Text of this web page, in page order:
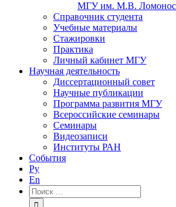
МГУ им. М.В.
Справочник студента
Учебные материалы
Стажировки
Практика
Личный кабинет МГУ
Научная деятельность
Диссертационный совет
Научные публикации
Программа развития МГУ
Всероссийские семинары
Семинары
Видеозаписи
Институты РАН
События
Ру
En
Результат
поиска: